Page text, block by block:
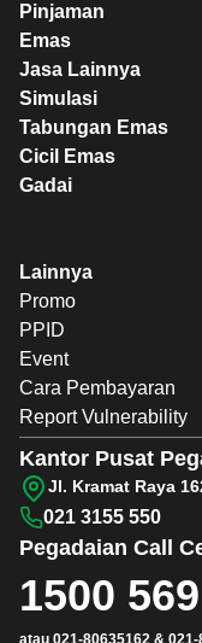
Pinjaman
Emas
Jasa Lainnya
Simulasi
Tabungan Emas
Cicil Emas
Gadai
Lainnya
Promo
PPID
Event
Cara Pembayaran
Report Vulnerability
Pegadaian Call
1500 569
Kantor Pusat
Jl. Kramat Raya
021 3155 550